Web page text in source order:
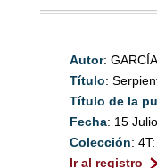
Autor:
Título:
Título de la
Fecha: 15
Colección:
Ir al registro